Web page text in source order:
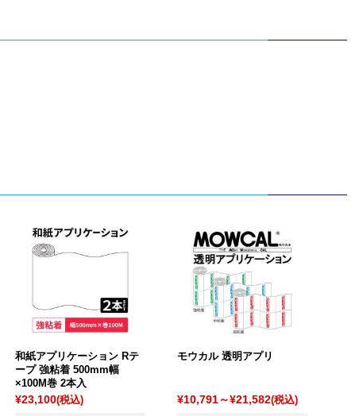
和紙アプリケーション Rテ
ープ 強粘着 500mm幅
×100M巻 2本入
¥23,100(税込)
モウカル 透明アプリ
¥10,791～¥21,582(税込)